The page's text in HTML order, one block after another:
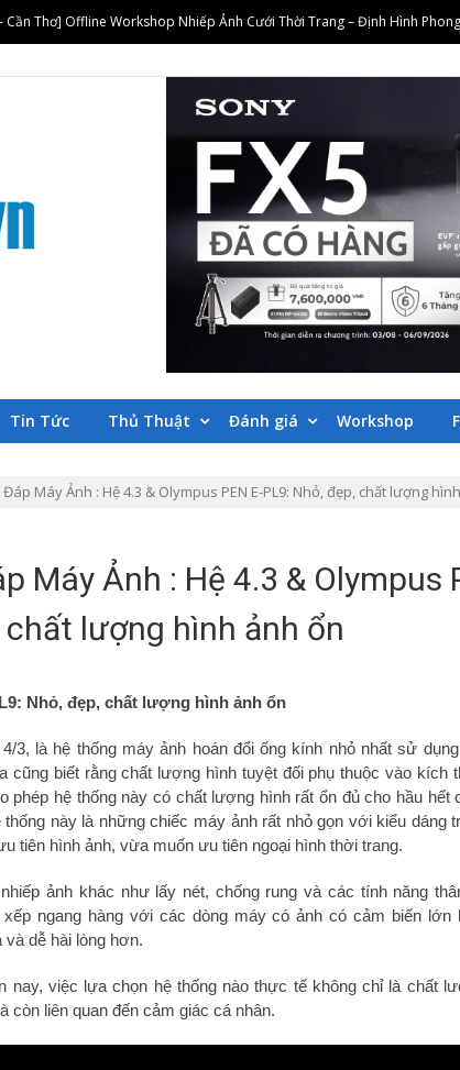
Cần Thơ] Offline Workshop Nhiếp Ảnh Cưới Thời Trang – Định Hình
– Hải Phòng] Phototrip Sắc Màu Rực Rỡ 18/07/2026
Khách Hàng May Mắn Tại zShop Hải Phòng 31/07/2026
– Cần Thơ] Offline Workshop Nhiếp Ảnh Cưới Thời Trang – Định Hình
– Đà Nẵng] Offline Workshop Biến Mọi Vlog Thành Những Thước Phim
BLOGS CÁC
ZSHOP.VN
Tin Tức Thủ Thuật Đánh giá Workshop
Đáp Máy Ảnh : Hệ 4.3 & Olympus PEN E-PL9: Nhỏ, đẹp, chất lượng
Máy Ảnh : Hệ 4.3 & Olympus
chất lượng hình ảnh ổn
Nhỏ, đẹp, chất lượng hình ảnh ổn
3, là hệ thống máy ảnh hoán đổi ống kính nhỏ nhất sử
cũng biết rằng chất lượng hình tuyệt đối phụ thuộc vào kích
phép hệ thống này có chất lượng hình rất ổn đủ cho hầu hết
này là những chiếc máy ảnh rất nhỏ gọn với kiểu dáng
tiên hình ảnh, vừa muốn ưu tiên ngoại hình thời trang.
ảnh khác như lấy nét, chống rung và các tính năng
ngang hàng với các dòng máy có ảnh có cảm biến lớn
dễ hài lòng hơn.
nay, việc lựa chọn hệ thống nào thực tế không chỉ là chất
còn liên quan đến cảm giác cá nhân.